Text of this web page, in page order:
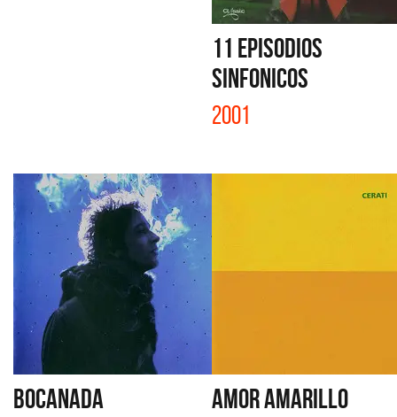
11 EPISODIOS
SINFONICOS
2001
BOCANADA AMOR AMARILLO